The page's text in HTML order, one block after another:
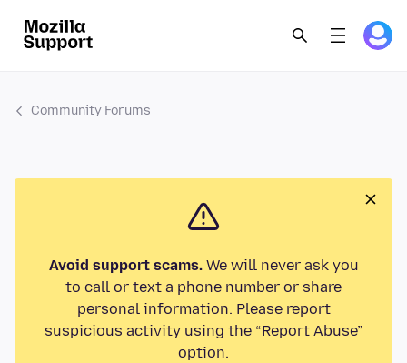
Community Forums
Avoid support scams.We will never ask you
to call or text a phone number or share
personal information. Please report
suspicious activity using the “Report Abuse”
option.